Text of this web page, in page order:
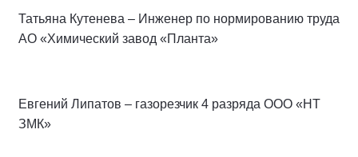
Татьяна Кутенева – Инженер по нормированию труда
АО «Химический завод «Планта»
Евгений Липатов – газорезчик 4 разряда ООО «НТ
ЗМК»